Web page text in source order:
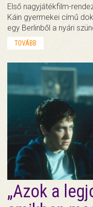
Első nagyjátékfilm-
Káin gyermekei című
egy Berlinből a nyári
TOVÁBB
„Azok a